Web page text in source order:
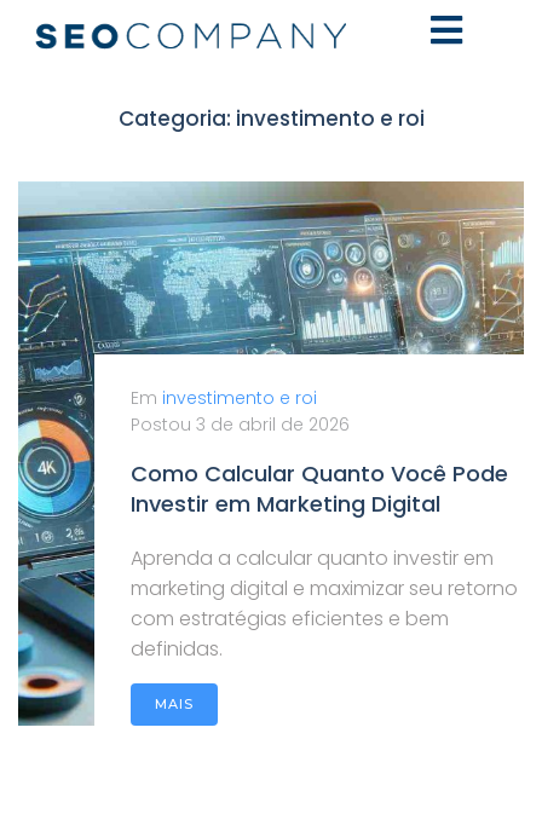
Categoria: investimento e roi
Em investimento e roi
Postou 3 de abril de 2026
Como Calcular Quanto Você Pode
Investir em Marketing Digital
Aprenda a calcular quanto investir em
marketing digital e maximizar seu retorno
com estratégias eficientes e bem
definidas.
MAIS